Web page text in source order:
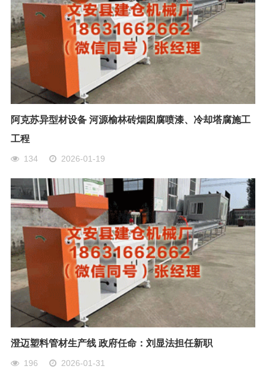
阿克苏异型材设备 河源榆林砖烟囱腐喷漆、冷却塔腐施工
工程
134 2026-01-19
澄迈塑料管材生产线 政府任命：刘显法担任新职
196 2026-01-31